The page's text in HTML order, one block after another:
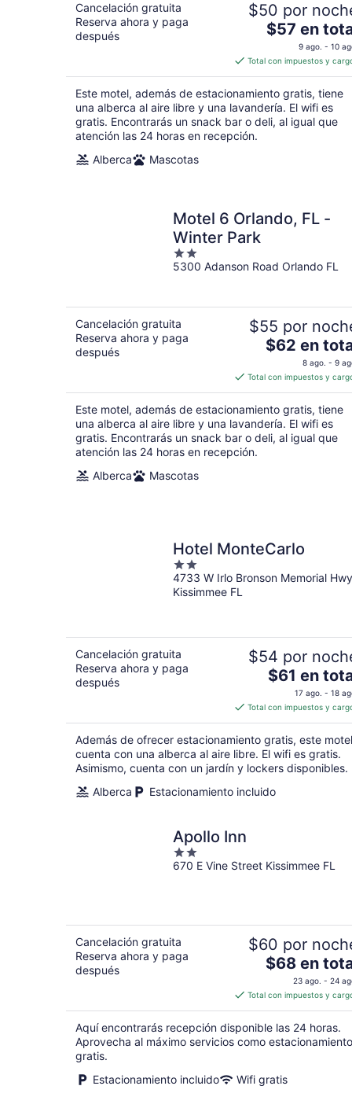
Cancelación gratuita
Reserva ahora y paga
después
$50 por
El
precio
es
de
$57
en
total
$57 en
9 ago. - 10
Total con impuestos y
Este motel, además de estacionamiento gratis, tiene
una alberca al aire libre y una lavandería. El wifi es
gratis. Encontrarás un snack bar o deli, al igual que
atención las 24 horas en recepción.
Alberca
Mascotas
Motel 6 Orlando, FL -
Winter Park
2
out
5300 Adanson Road Orlando FL
Cancelación gratuita
Reserva ahora y paga
después
$55 por
El
es
de
$62
en
total
$62 en
8 ago. - 9
Total con impuestos y
Este motel, además de estacionamiento gratis, tiene
una alberca al aire libre y una lavandería. El wifi es
gratis. Encontrarás un snack bar o deli, al igual que
atención las 24 horas en recepción.
Alberca
Mascotas
Hotel MonteCarlo
2
out
of
4733 W Irlo Bronson Memorial Hwy
Kissimmee FL
Cancelación gratuita
Reserva ahora y paga
después
$54 por
El
precio
es
de
$61
en
total
por
noche
$61 en
17 ago. - 18
Total con impuestos y
Además de ofrecer estacionamiento gratis, este motel
cuenta con una alberca al aire libre. El wifi es gratis.
Asimismo, cuenta con un jardín y lockers disponibles.
Alberca
Estacionamiento incluido
Apollo Inn
2
out
670 E Vine Street Kissimmee FL
Cancelación gratuita
Reserva ahora y paga
después
$60 por
El
precio
es
de
$68
en
por
noche
$68 en
23 ago. - 24
Total con impuestos y
Aquí encontrarás recepción disponible las 24 horas.
Aprovecha al máximo servicios como estacionamiento
gratis.
Estacionamiento incluido
Wifi gratis